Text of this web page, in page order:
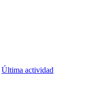
Última actividad